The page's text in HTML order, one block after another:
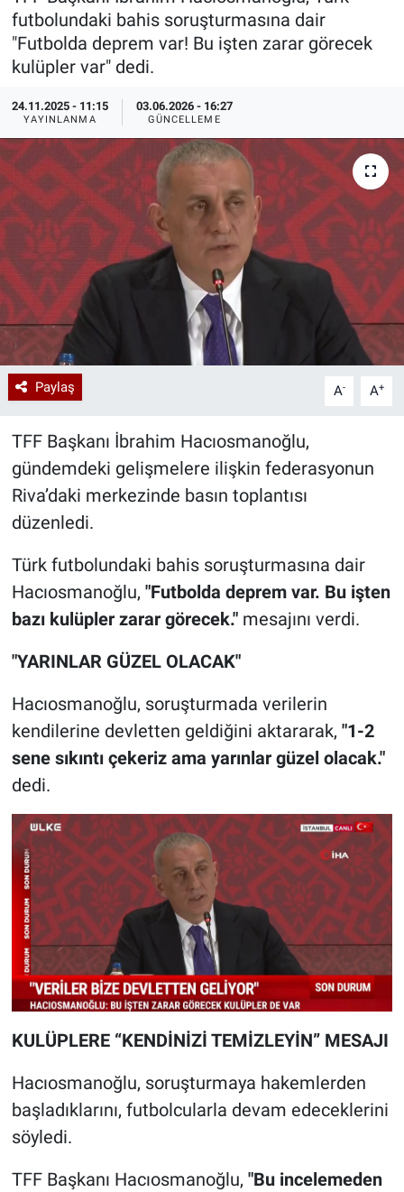
futbolundaki bahis soruşturmasına dair
"Futbolda deprem var! Bu işten zarar görecek
kulüpler var" dedi.
24.11.2025 - 11:15
YAYINLANMA
03.06.2026 - 16:27
GÜNCELLEME
Paylaş A- A+
TFF Başkanı İbrahim Hacıosmanoğlu,
gündemdeki gelişmelere ilişkin federasyonun
Riva’daki merkezinde basın toplantısı
düzenledi.
Türk futbolundaki bahis soruşturmasına dair
Hacıosmanoğlu, "Futbolda deprem var. Bu işten
bazı kulüpler zarar görecek." mesajını verdi.
"YARINLAR GÜZEL OLACAK"
Hacıosmanoğlu, soruşturmada verilerin
kendilerine devletten geldiğini aktararak, "1-2
sene sıkıntı çekeriz ama yarınlar güzel olacak."
dedi.
KULÜPLERE “KENDİNİZİ TEMİZLEYİN” MESAJI
Hacıosmanoğlu, soruşturmaya hakemlerden
başladıklarını, futbolcularla devam edeceklerini
söyledi.
TFF Başkanı Hacıosmanoğlu, "Bu incelemeden
Özel Haberler
Yazarlar
Dünya
Medya
Özel Haberler
Kadın
Erişim Bilgileri
Sağlık
Teknoloji
Ramazan
Haber Arşivi